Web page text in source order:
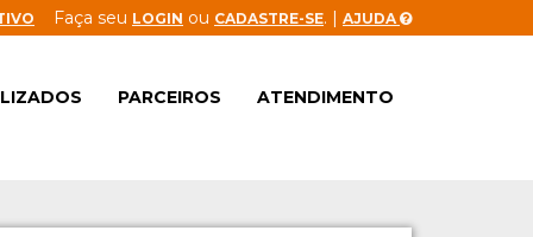
Faça seu LOGIN ou CADASTRE-SE. | AJUDA
PARCEIROS ATENDIMENTO